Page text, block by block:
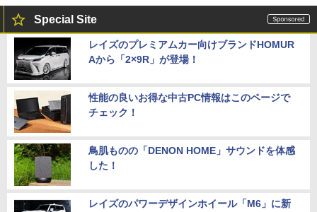
Special Site
レイズのプレミアムカー向けブランドHOMUR
Aから「2×9R」が登場！
性能の良いお得な中古PC情報はこのページで
チェック！
鳥肌ものの「DENON HOME」サウンドを体感
した！
レイズのパワーデザインホイール「M6」に新